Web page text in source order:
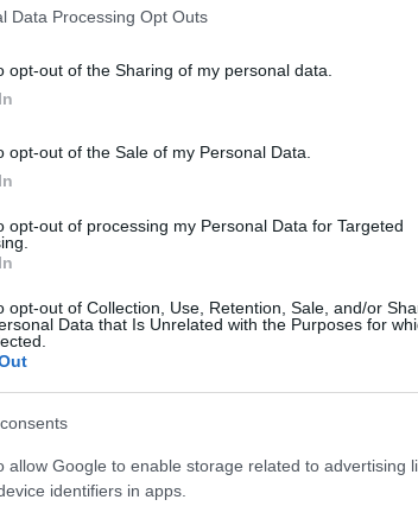
Data Processing Opt Outs
opt-out of the Sharing of my personal data.
opt-out of the Sale of my Personal Data.
opt-out of processing my Personal Data for Targeted
opt-out of Collection, Use, Retention, Sale, and/or
Data that Is Unrelated with the Purposes for
allow Google to enable storage related to advertising
identifiers in apps.
en trozos grandes
(u otra mezcla de frutos secos)
trozos pequeños
de chocolate listo para decorar (usamos
Terry, cortadas en gajos